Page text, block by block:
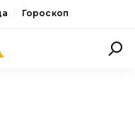
Гороскоп